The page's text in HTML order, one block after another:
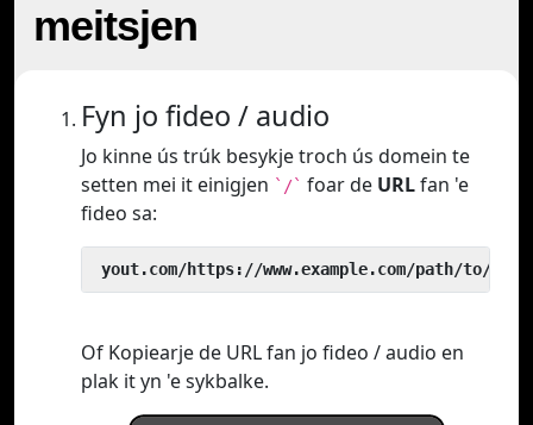
meitsjen
Fyn jo fideo / audio
Jo kinne ús trúk besykje troch ús domein te
setten mei it einigjen `/` foar de URLfan 'e
fideo sa:
yout.com/https://www.example.com/path/to/
Of Kopiearje de URL fan jo fideo / audio en
plak it yn 'e sykbalke.